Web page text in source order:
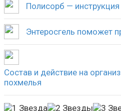
Полисорб —
Энтеросгель поможет
Состав и действие на
похмелья